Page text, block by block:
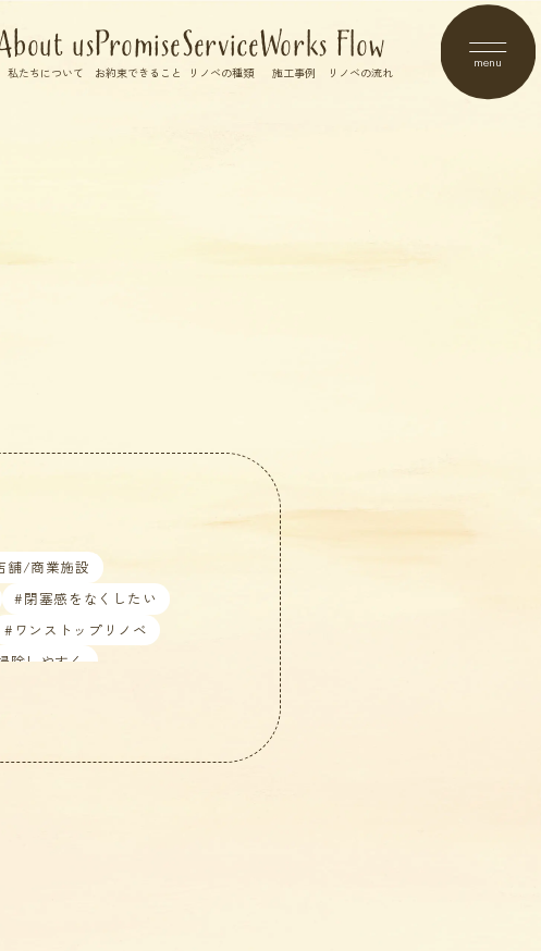
us
私たちについて
Promise
お約束できること
Service
リノベの種類
Works
施工事例
Flow
リノベの流れ
menu
舗/商業施設
#閉塞感をなくしたい
#ワンストップリノベ
除しやすく